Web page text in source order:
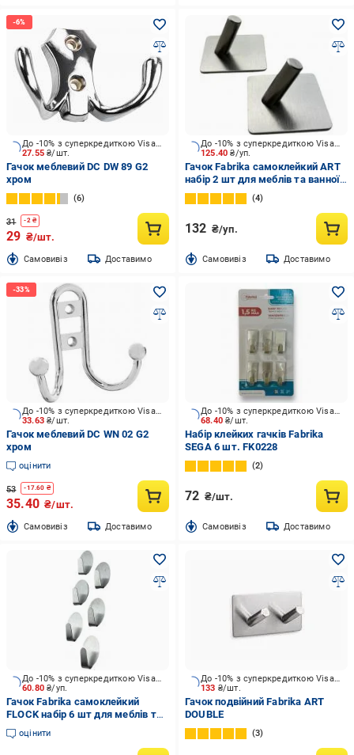
27.55₴/шт.
До -10% з суперкредиткою Visa Вигода
Гачок меблевий DC DW 89 G2
хром
6
31 -2₴
29 ₴/шт.
Cамовивіз Доставимо
125.40₴/уп.
До -10% з суперкредиткою Visa Вигода
Гачок Fabrika самоклейкий ART
набір 2 шт для меблів та ванної
кімнати
4
132 ₴/уп.
Cамовивіз Доставимо
33.63₴/шт.
До -10% з суперкредиткою Visa Вигода
Гачок меблевий DC WN 02 G2
хром
оцінити
53 -17.60 ₴
35.40 ₴/шт.
Cамовивіз Доставимо
68.40₴/шт.
До -10% з суперкредиткою Visa Вигода
Набір клейких гачків Fabrika
SEGA 6 шт. FK0228
2
72 ₴/шт.
Cамовивіз Доставимо
60.80₴/уп.
До -10% з суперкредиткою Visa Вигода
Гачок Fabrika самоклейкий
FLOCK набір 6 шт для меблів та
ванної кімнати
оцінити
133 ₴/шт.
До -10% з суперкредиткою Visa Вигода
Гачок подвійний Fabrika ART
DOUBLE
3